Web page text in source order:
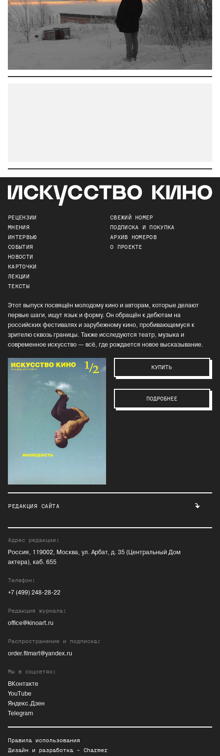
РЕЦЕНЗИИ
МНЕНИЯ
ИНТЕРВЬЮ
СОБЫТИЯ
НОВОСТИ
КАРТОЧКИ
ЛЕКЦИИ
ТЕКСТЫ
СВЕЖИЙ НОМЕР
ПОДПИСКА И ПОКУПКА
АРХИВ НОМЕРОВ
О ПРОЕКТЕ
Этот выпуск посвящён молодому кино и авторам, которые делают
первые шаги, ищут язык и форму. Он обращён к дебютам на
российских фестивалях и зарубежному кино, пробивающемуся к
зрителю сквозь границы. Также исследуются театр, музыка и
современное искусство — всё, где рождается новое высказывание.
КУПИТЬ
ПОДРОБНЕЕ
РЕДАКЦИЯ САЙТА
Адрес редакции:
Россия, 119002, Москва, ул. Арбат, д. 35 (Центральный Дом
актера), каб. 655
Телефон:
+7 (499) 248-28-22
Редакция журнала:
office@kinoart.ru
Распространение и подписка:
order.filmart@yandex.ru
Мы в соцсетях:
ВКонтакте
YouTube
Яндекс.Дзен
Telegram
Правила использования
Дизайн и разработка - Charmer